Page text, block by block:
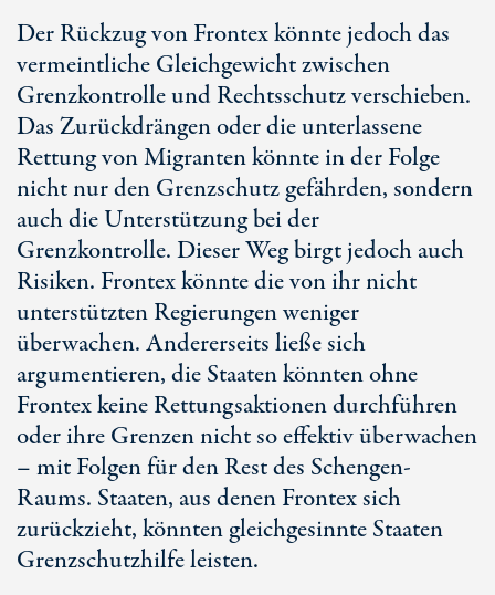
Der Rückzug von Frontex könnte jedoch das
vermeintliche Gleichgewicht zwischen
Grenzkontrolle und Rechtsschutz verschieben.
Das Zurückdrängen oder die unterlassene
Rettung von Migranten könnte in der Folge
nicht nur den Grenzschutz gefährden, sondern
auch die Unterstützung bei der
Grenzkontrolle. Dieser Weg birgt jedoch auch
Risiken. Frontex könnte die von ihr nicht
unterstützten Regierungen weniger
überwachen. Andererseits ließe sich
argumentieren, die Staaten könnten ohne
Frontex keine Rettungsaktionen durchführen
oder ihre Grenzen nicht so effektiv überwachen
– mit Folgen für den Rest des Schengen-
Raums. Staaten, aus denen Frontex sich
zurückzieht, könnten gleichgesinnte Staaten
Grenzschutzhilfe leisten.